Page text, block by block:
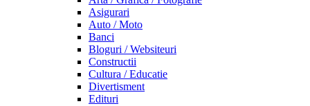
Asigurari
Auto / Moto
Banci
Bloguri / Websiteuri
Constructii
Cultura / Educatie
Divertisment
Edituri